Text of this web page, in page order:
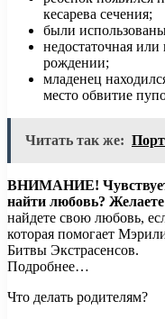
кесарева сечения;
были
недостаточная или
рождении;
младенец
место обвитие
Читать так же:
ВНИМАНИЕ!
найти любовь?
найдете свою любовь,
которая помогает
Битвы Экстрасенсов.
Подробнее…
Что делать родителям?